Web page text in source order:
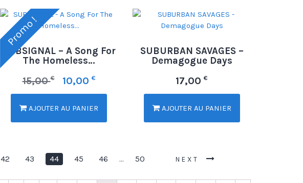
Promo !
SUBSIGNAL – A Song For
The Homeless…
15,00€ 10,00 €
AJOUTER AU PANIER
SUBURBAN SAVAGES –
Demagogue Days
17,00 €
AJOUTER AU PANIER
42 43 44 45 46 … 50 NEXT